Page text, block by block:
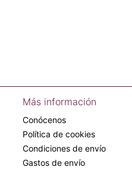
Más información
Conócenos
Política de cookies
Condiciones de envío
Gastos de envío